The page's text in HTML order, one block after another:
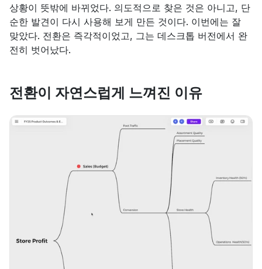
상황이 뜻밖에 바뀌었다. 의도적으로 찾은 것은 아니고, 단
순한 발견이 다시 사용해 보게 만든 것이다. 이번에는 잘
맞았다. 전환은 즉각적이었고, 그는 데스크톱 버전에서 완
전히 벗어났다.
전환이 자연스럽게 느껴진 이유